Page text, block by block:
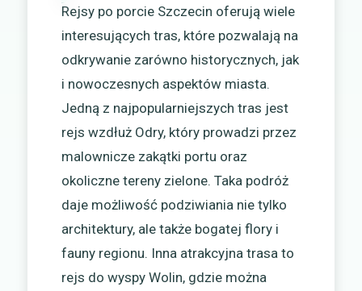
Rejsy po porcie Szczecin oferują wiele
interesujących tras, które pozwalają na
odkrywanie zarówno historycznych, jak
i nowoczesnych aspektów miasta.
Jedną z najpopularniejszych tras jest
rejs wzdłuż Odry, który prowadzi przez
malownicze zakątki portu oraz
okoliczne tereny zielone. Taka podróż
daje możliwość podziwiania nie tylko
architektury, ale także bogatej flory i
fauny regionu. Inna atrakcyjna trasa to
rejs do wyspy Wolin, gdzie można